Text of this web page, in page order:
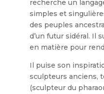
recherche un
simples et
des peuples
d’un futur sidéral. Il
en matière pour
Il puise son
sculpteurs anciens,
(sculpteur du